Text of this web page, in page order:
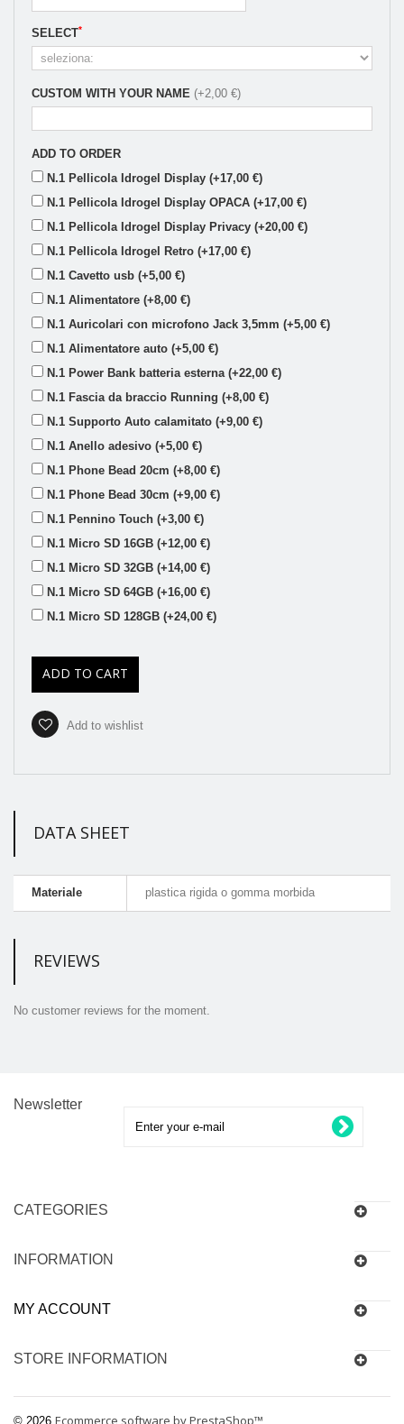
SELECT*
CUSTOM WITH YOUR NAME (+2,00 €)
ADD TO ORDER
N.1 Pellicola Idrogel Display (+17,00 €)
N.1 Pellicola Idrogel Display OPACA (+17,00 €)
N.1 Pellicola Idrogel Display Privacy (+20,00 €)
N.1 Pellicola Idrogel Retro (+17,00 €)
N.1 Cavetto usb (+5,00 €)
N.1 Alimentatore (+8,00 €)
N.1 Auricolari con microfono Jack 3,5mm (+5,00 €)
N.1 Alimentatore auto (+5,00 €)
N.1 Power Bank batteria esterna (+22,00 €)
N.1 Fascia da braccio Running (+8,00 €)
N.1 Supporto Auto calamitato (+9,00 €)
N.1 Anello adesivo (+5,00 €)
N.1 Phone Bead 20cm (+8,00 €)
N.1 Phone Bead 30cm (+9,00 €)
N.1 Pennino Touch (+3,00 €)
N.1 Micro SD 16GB (+12,00 €)
N.1 Micro SD 32GB (+14,00 €)
N.1 Micro SD 64GB (+16,00 €)
N.1 Micro SD 128GB (+24,00 €)
ADD TO CART
Add to wishlist
DATA SHEET
Materiale plastica rigida o gomma morbida
REVIEWS
No customer reviews for the moment.
Newsletter
CATEGORIES
INFORMATION
© 2026 Ecommerce software by PrestaShop™
MY ACCOUNT
STORE INFORMATION